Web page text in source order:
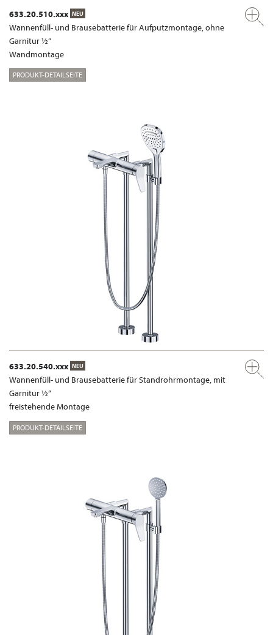
633.20.510.xxx NEU
Wannenfüll- und Brausebatterie für Aufputzmontage, ohne
Garnitur ½“
Wandmontage
PRODUKT-DETAILSEITE
633.20.540.xxx NEU
Wannenfüll- und Brausebatterie für Standrohrmontage, mit
Garnitur ½“
freistehende Montage
PRODUKT-DETAILSEITE